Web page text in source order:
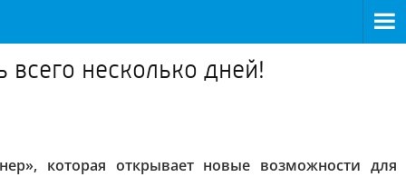
несколько дней!
которая открывает новые возможности для